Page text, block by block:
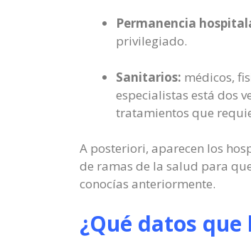
Permanencia
privilegiado.
Sanitarios: médicos,
especialistas está dos
tratamientos que
A posteriori, aparecen los
de ramas de la salud para
conocías anteriormente.
¿Qué datos